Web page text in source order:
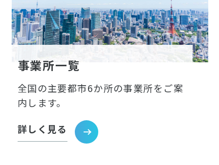
事業所一覧
全国の主要都市6か所の事業所をご案
内します。
詳しく見る